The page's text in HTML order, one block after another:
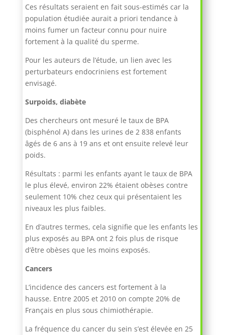
Ces résultats seraient en fait sous-estimés car la
population étudiée aurait a priori tendance à
moins fumer un facteur connu pour nuire
fortement à la qualité du sperme.
Pour les auteurs de l’étude, un lien avec les
perturbateurs endocriniens est fortement
envisagé.
Surpoids, diabète
Des chercheurs ont mesuré le taux de BPA
(bisphénol A) dans les urines de 2 838 enfants
âgés de 6 ans à 19 ans et ont ensuite relevé leur
poids.
Résultats : parmi les enfants ayant le taux de BPA
le plus élevé, environ 22% étaient obèses contre
seulement 10% chez ceux qui présentaient les
niveaux les plus faibles.
En d’autres termes, cela signifie que les enfants les
plus exposés au BPA ont 2 fois plus de risque
d’être obèses que les moins exposés.
Cancers
L’incidence des cancers est fortement à la
hausse. Entre 2005 et 2010 on compte 20% de
Français en plus sous chimiothérapie.
La fréquence du cancer du sein s’est élevée en 25